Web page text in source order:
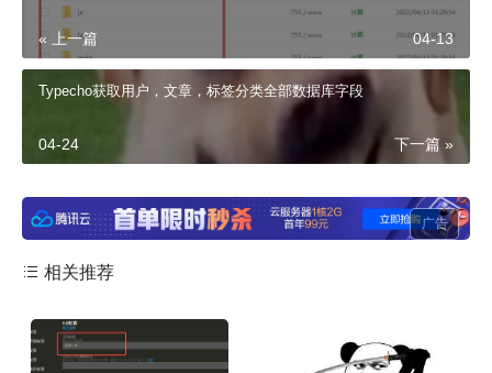
« 上一篇 04-13
Typecho获取用户，文章，标签分类全部数据库字段
下一篇 »
04-24
广告
相关推荐